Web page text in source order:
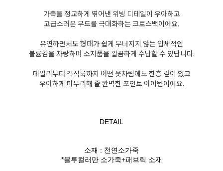
가죽을 정교하게 엮어낸 위빙 디테일이 우아하고
고급스러운 무드를 극대화하는 크로스백이에요.
유연하면서도 형태가 쉽게 무너지지 않는 입체적인
볼륨감을 자랑하며 소지품을 깔끔하게 수납할 수 있답니다.
데일리부터 격식룩까지 어떤 옷차림에도 한층 깊이 있고
우아하게 마무리해 줄 완벽한 포인트 아이템이에요.
DETAIL
소재 : 천연소가죽
*블루컬러만 소가죽+패브릭 소재